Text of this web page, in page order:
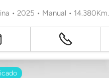
• 2025 • Manual • 14.380Km.